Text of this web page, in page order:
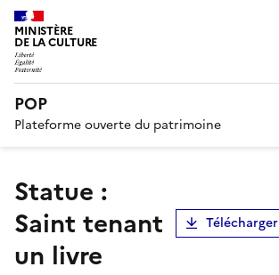
MINISTÈRE
DE LA CULTURE
POP
Plateforme ouverte du patrimoine
statue :
Saint tenant
un livre
Télécharger